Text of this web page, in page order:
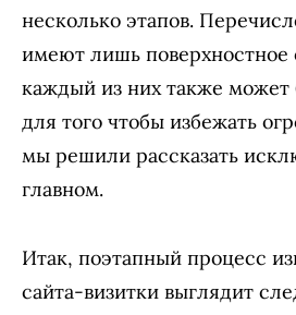
несколько этапов.
имеют лишь поверхностное
каждый из них также может
для того чтобы избежать
мы решили рассказать
главном.
Итак, поэтапный процесс
сайта-визитки выглядит